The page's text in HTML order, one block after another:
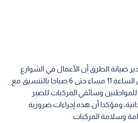
صيانة الطرق أن الأعمال في الشوارع
الرئيسية تنفذ ليلا بدءا من الساعة 11 مساء حتى 6 صباحا بالتنسيق مع
وسائقي المركبات للصبر
ومؤكدا أن هذه إجراءات ضرورية
وسلامة المركبات.